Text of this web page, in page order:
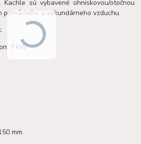
sú vybavené ohniskovou/otočnou
primárneho a sekundárneho vzduchu.
7 kW
mm